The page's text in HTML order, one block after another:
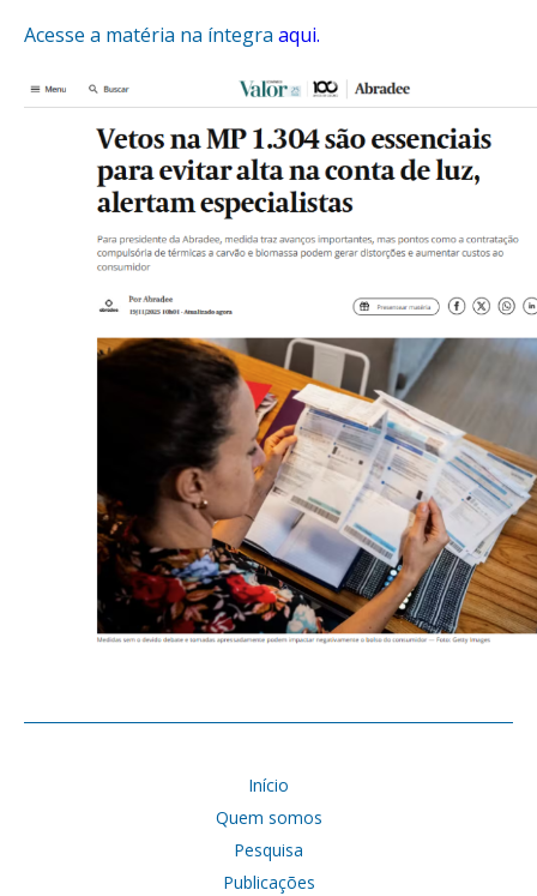
Acesse a matéria na íntegra aqui.
Início
Quem somos
Pesquisa
Publicações